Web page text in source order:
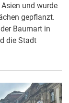
und wurde
gepflanzt.
Baumart in
die Stadt